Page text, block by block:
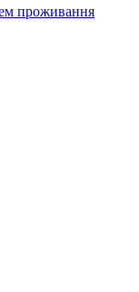
проживання